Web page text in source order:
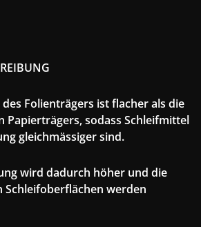
Folienträgers ist flacher als die
Papierträgers, sodass Schleifmittel
gleichmässiger sind.
wird dadurch höher und die
Schleifoberflächen werden